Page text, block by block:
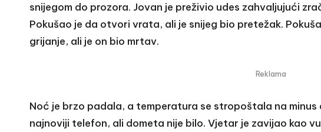
snijegom do prozora. Jovan je preživio udes zahvaljujući
Pokušao je da otvori vrata, ali je snijeg bio pretežak.
grijanje, ali je on bio mrtav.
Reklama
Noć je brzo padala, a temperatura se stropoštala na
najnoviji telefon, ali dometa nije bilo. Vjetar je zavijao kao